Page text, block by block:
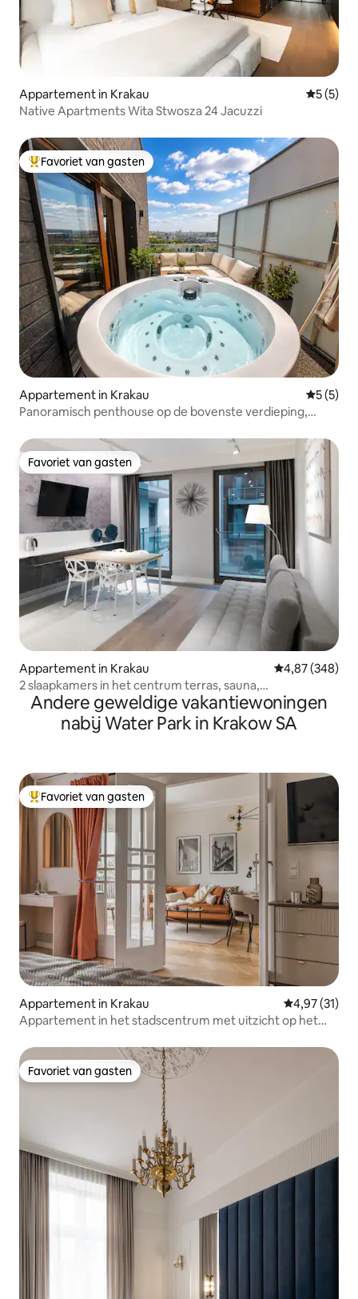
Appartement in Krakau
5 (5)
Native Apartments Wita Stwosza 24 Jacuzzi
Topfavoriet van gasten
Favoriet van gasten
Appartement in Krakau
5 (5)
Panoramisch penthouse op de bovenste verdieping,
Favoriet van gasten
Favoriet van gasten
Appartement in Krakau Gemiddelde
4,87 (348)
2 slaapkamers in het centrum terras, sauna,
airconditioning
Andere geweldige vakantiewoningen
nabij Water Park in Krakow SA
Topfavoriet van gasten
Favoriet van gasten
Appartement in Krakau Gemiddelde
4,97 (31)
Appartement in het stadscentrum met uitzicht op het
Favoriet van gasten
Favoriet van gasten